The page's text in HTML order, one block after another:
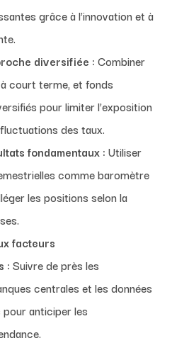
grâce à l’innovation et à
diversifiée : Combiner
court terme, et fonds
pour limiter l’exposition
des taux.
fondamentaux : Utiliser
comme baromètre
les positions selon la
facteurs
: Suivre de près les
centrales et les données
anticiper les